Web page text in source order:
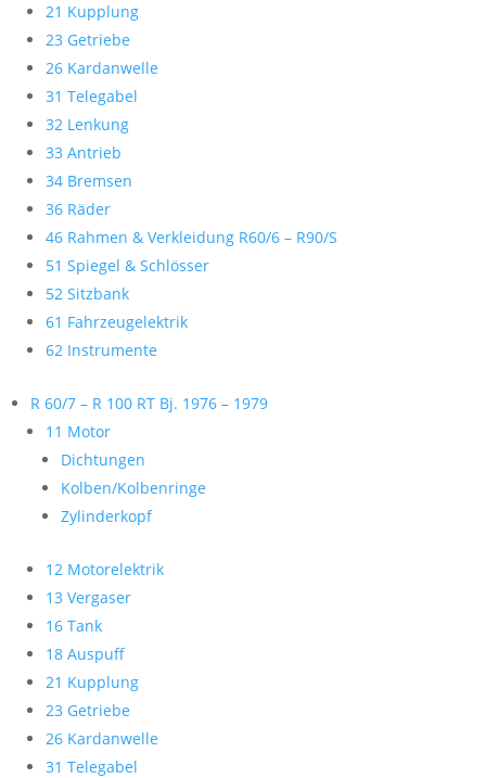
21 Kupplung
23 Getriebe
26 Kardanwelle
31 Telegabel
32 Lenkung
33 Antrieb
34 Bremsen
36 Räder
46 Rahmen & Verkleidung R60/6 – R90/S
51 Spiegel & Schlösser
52 Sitzbank
61 Fahrzeugelektrik
62 Instrumente
R 60/7 – R 100 RT Bj. 1976 – 1979
11 Motor
Dichtungen
Kolben/Kolbenringe
Zylinderkopf
12 Motorelektrik
13 Vergaser
16 Tank
18 Auspuff
21 Kupplung
23 Getriebe
26 Kardanwelle
31 Telegabel